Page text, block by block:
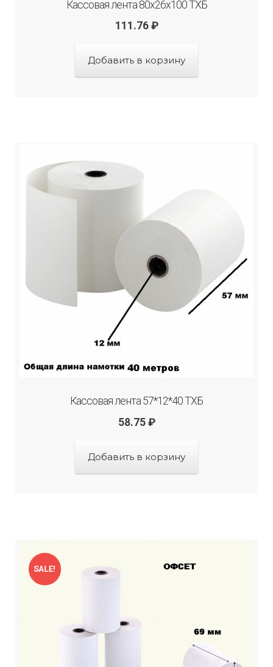
Кассовая лента 80х26х100 ТХБ
111.76 ₽
Добавить в корзину
Кассовая лента 57*12*40 ТХБ
58.75 ₽
Добавить в корзину
SALE!